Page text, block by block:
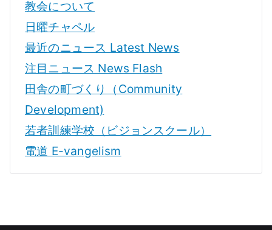
教会について
日曜チャペル
最近のニュース Latest News
注目ニュース News Flash
田舎の町づくり（Community
Development)
若者訓練学校（ビジョンスクール）
電道 E-vangelism